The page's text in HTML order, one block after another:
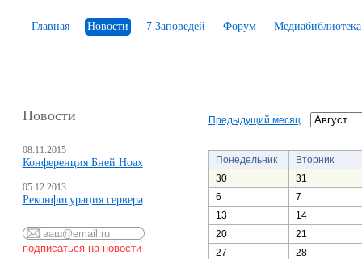
Главная Новости 7 Заповедей Форум Медиабиблиотека
Новости
08.11.2015
Конференция Бней Ноах
05.12.2013
Реконфигурация сервера
Предыдущий месяц
Понедельник
Вторник
30
31
6
7
13
14
20
21
27
28